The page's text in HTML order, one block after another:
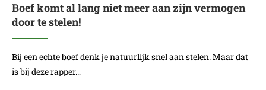
Boef komt al lang niet meer aan zijn vermogen
door te stelen!
Bij een echte boef denk je natuurlijk snel aan stelen. Maar dat
is bij deze rapper…